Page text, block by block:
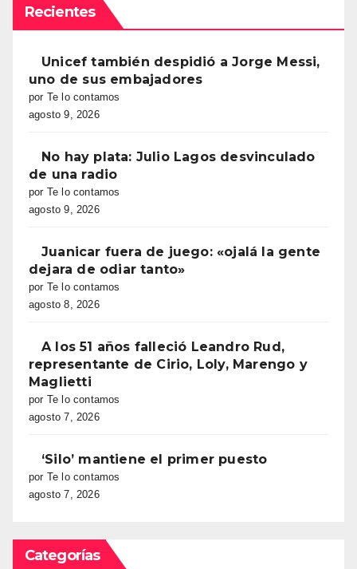
Recientes
Unicef también despidió a Jorge Messi,
uno de sus embajadores
por Te lo contamos
agosto 9, 2026
No hay plata: Julio Lagos desvinculado
de una radio
por Te lo contamos
agosto 9, 2026
Juanicar fuera de juego: «ojalá la gente
dejara de odiar tanto»
por Te lo contamos
agosto 8, 2026
A los 51 años falleció Leandro Rud,
representante de Cirio, Loly, Marengo y
Maglietti
por Te lo contamos
agosto 7, 2026
‘Silo’ mantiene el primer puesto
por Te lo contamos
agosto 7, 2026
Categorías